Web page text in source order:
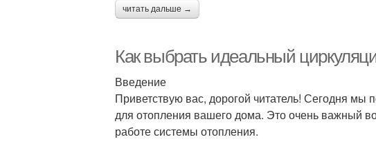
читать дальше →
Как выбрать идеальный
Введение
Приветствую вас, дорогой читатель! Сегодня
для отопления вашего дома. Это очень важный
работе системы отопления.